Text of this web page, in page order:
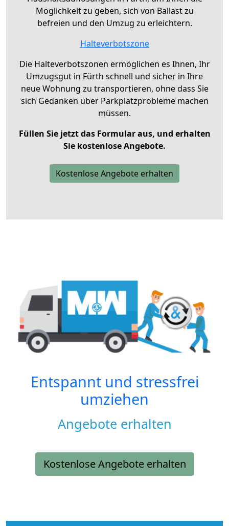
Möglichkeit zu geben, sich von Ballast zu
befreien und den Umzug zu erleichtern.
Halteverbotszone
Die Halteverbotszonen ermöglichen es Ihnen, Ihr
Umzugsgut in Fürth schnell und sicher in Ihre
neue Wohnung zu transportieren, ohne dass Sie
sich Gedanken über Parkplatzprobleme machen
müssen.
Füllen Sie jetzt das Formular aus, und erhalten
Sie kostenlose Angebote.
Kostenlose Angebote erhalten
Entspannt und stressfrei
umziehen
Angebote erhalten
Kostenlose Angebote erhalten